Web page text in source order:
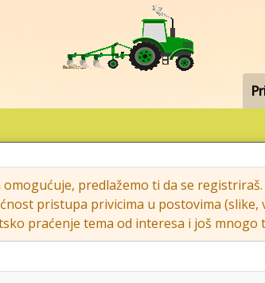
predlažemo ti da se
pristupa privicima u postovima
praćenje tema od interesa i još mnogo